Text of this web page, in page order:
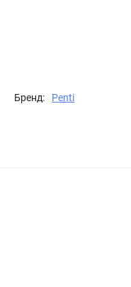
Бренд: Penti